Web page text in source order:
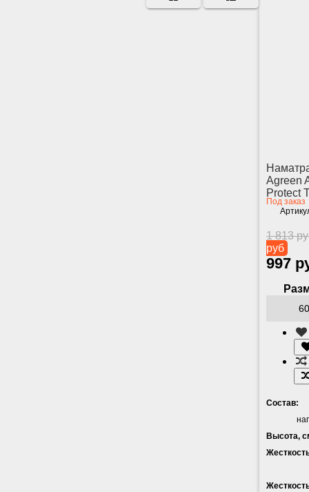
Agreen
Protect
Под заказ
1 813
руб
997
Состав:
Высота,